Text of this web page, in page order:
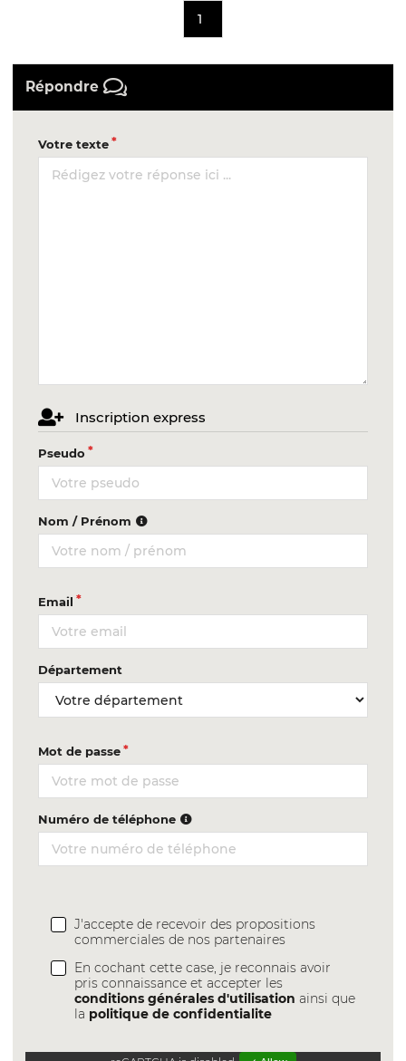
1
Répondre
Votre texte
Inscription express
Pseudo
Nom / Prénom
Email
Département
Mot de passe
Numéro de téléphone
J'accepte de recevoir des propositions
commerciales de nos partenaires
En cochant cette case, je reconnais avoir
pris connaissance et accepter les
conditions générales d'utilisation ainsi que
la politique de confidentialite